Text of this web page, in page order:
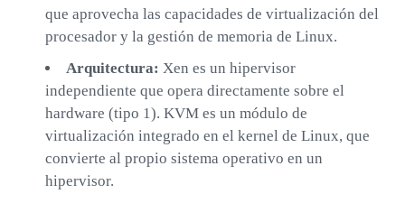
que aprovecha las capacidades de virtualización del
procesador y la gestión de memoria de Linux.
Arquitectura: Xen es un hipervisor
independiente que opera directamente sobre el
hardware (tipo 1). KVM es un módulo de
virtualización integrado en el kernel de Linux, que
convierte al propio sistema operativo en un
hipervisor.